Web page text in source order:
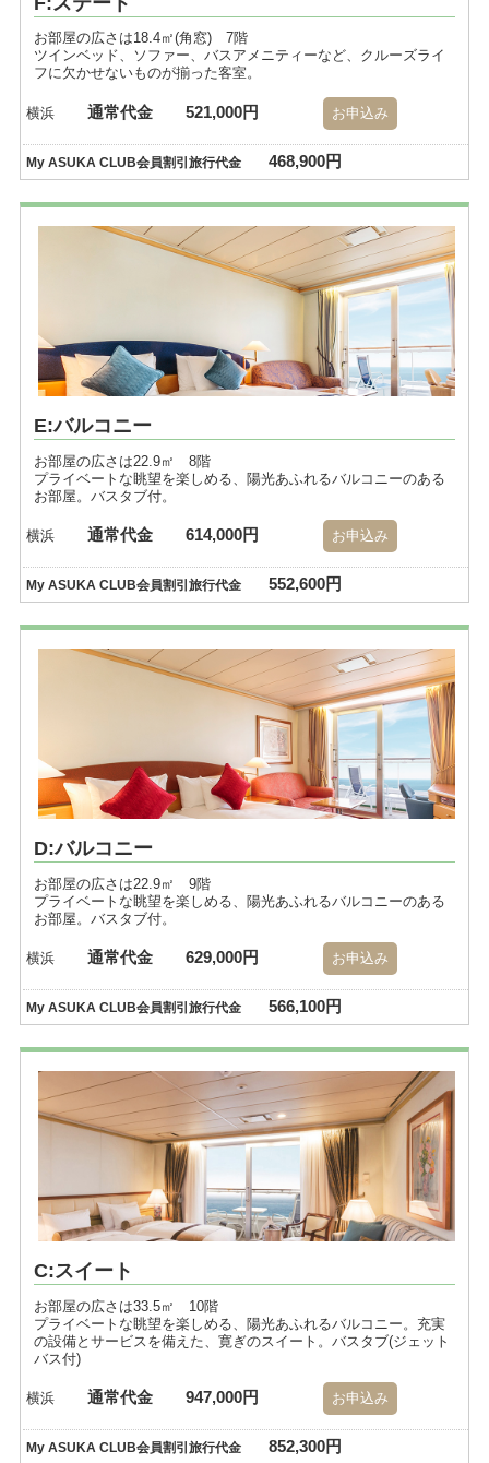
お部屋の広さは18.4㎡(角窓) 7階
ツインベッド、ソファー、バスアメニティーなど、クルーズライ
フに欠かせないものが揃った客室。
横浜 通常代金 521,000円 お申込み
My ASUKA CLUB会員割引旅行代金 468,900円
E:バルコニー
お部屋の広さは22.9㎡ 8階
プライベートな眺望を楽しめる、陽光あふれるバルコニーのある
お部屋。バスタブ付。
横浜 通常代金 614,000円 お申込み
My ASUKA CLUB会員割引旅行代金 552,600円
D:バルコニー
お部屋の広さは22.9㎡ 9階
プライベートな眺望を楽しめる、陽光あふれるバルコニーのある
お部屋。バスタブ付。
横浜 通常代金 629,000円 お申込み
My ASUKA CLUB会員割引旅行代金 566,100円
C:スイート
お部屋の広さは33.5㎡ 10階
プライベートな眺望を楽しめる、陽光あふれるバルコニー。充実
の設備とサービスを備えた、寛ぎのスイート。バスタブ(ジェット
バス付)
横浜 通常代金 947,000円 お申込み
My ASUKA CLUB会員割引旅行代金 852,300円